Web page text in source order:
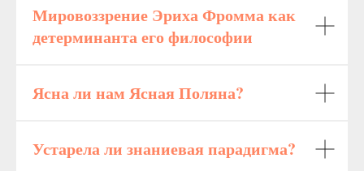
Мировоззрение Эриха Фромма как
детерминанта его философии
Ясна ли нам Ясная Поляна?
Устарела ли знаниевая парадигма?